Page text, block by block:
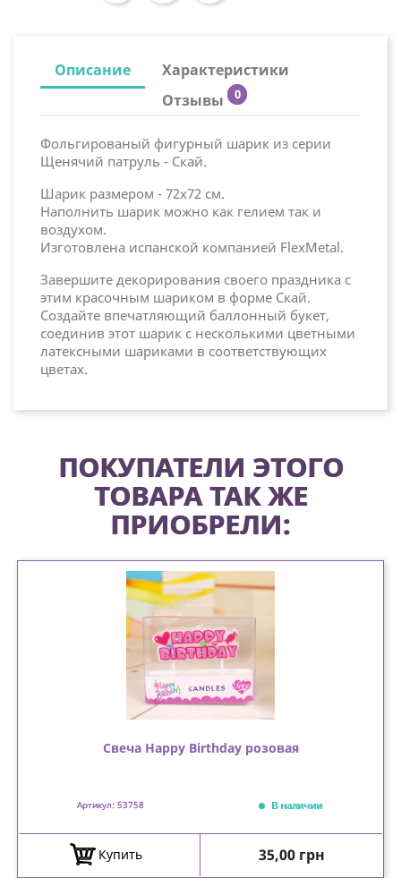
Описание
Характеристики
Отзывы
0
Фольгированый фигурный шарик из серии
Щенячий патруль - Скай.
Шарик размером - 72х72 см.
Наполнить шарик можно как гелием так и
воздухом.
Изготовлена испанской компанией FlexMetal.
Завершите декорирования своего праздника с
этим красочным шариком в форме Скай.
Создайте впечатляющий баллонный букет,
соединив этот шарик с несколькими цветными
латексными шариками в соответствующих
цветах.
ПОКУПАТЕЛИ ЭТОГО
ТОВАРА ТАК ЖЕ
ПРИОБРЕЛИ:
Свеча Happy Birthday розовая
Артикул: 53758 В наличии
Купить Цена
35,00 грн